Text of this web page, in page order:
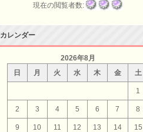
現在の閲覧者数:
カレンダー
2026年8月
日
月 火 水 木 金 土
1
2 3 4 5 6 7 8
9 10 11 12 13 14 15